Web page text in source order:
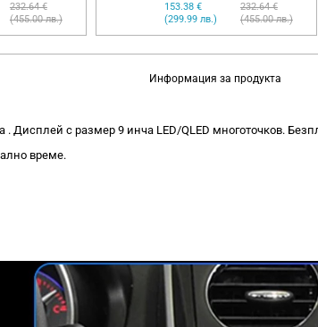
232.64 €
(455.00 лв.)
153.38 €
(299.99 лв.)
232.64 €
(455.00 лв.)
Информация за продукта
Дисплей с размер 9 инча LED/QLED многоточков.
време.